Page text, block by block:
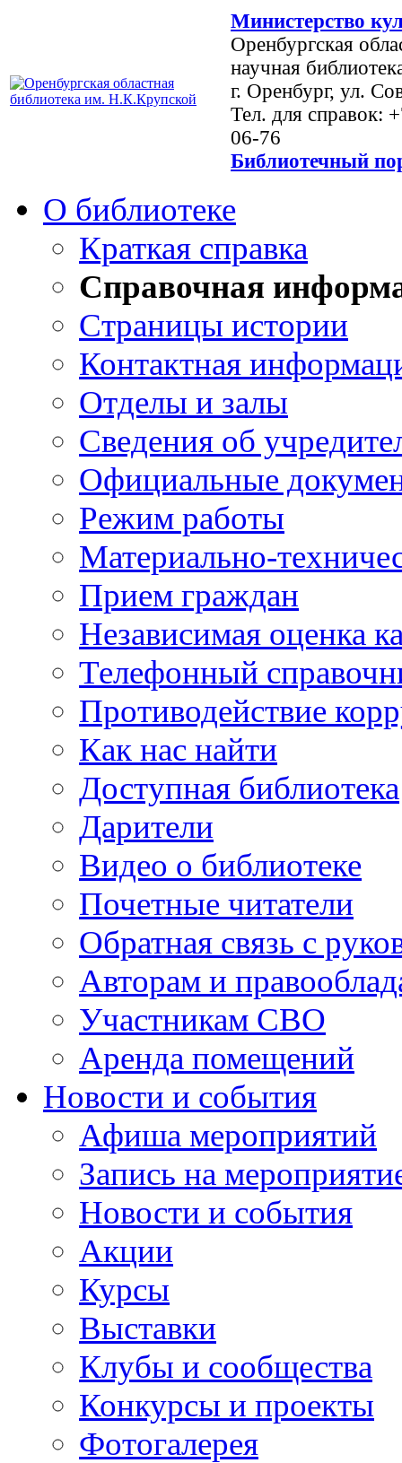
Министерство
Оренбургская
научная
г. Оренбург, ул.
Тел. для справок:
06-76
Библиотечный
О библиотеке
Краткая справка
Справочная
Страницы истории
Контактная
Отделы и залы
Сведения об
Официальные
Режим работы
Материально-
Прием граждан
Независимая оценка
Телефонный
Противодействие
Как нас найти
Доступная библиотека
Дарители
Видео о библиотеке
Почетные читатели
Обратная связь с
Авторам и
Участникам СВО
Аренда помещений
Новости и события
Афиша мероприятий
Запись на
Новости и события
Акции
Курсы
Выставки
Клубы и сообщества
Конкурсы и проекты
Фотогалерея